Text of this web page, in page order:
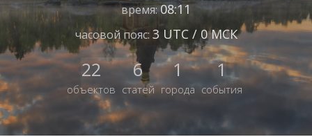
время:08:11
часовой пояс: 3 UTC / 0 МСК
22
объектов
6
статей
1
города
1
события